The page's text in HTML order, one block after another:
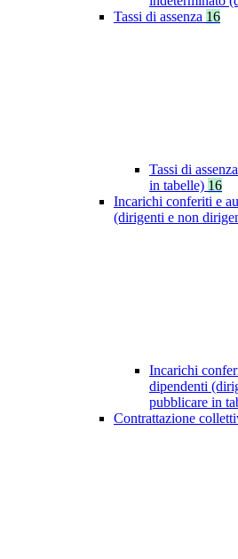
Tassi di assenza 16
Tassi di
in tabelle) 16
Incarichi conferiti e
(dirigenti e non
Incarichi
dipendenti
pubblicare in
Contrattazione